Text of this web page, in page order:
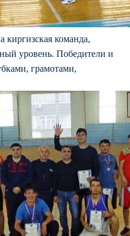
киргизская команда,
уровень. Победители и
грамотами,